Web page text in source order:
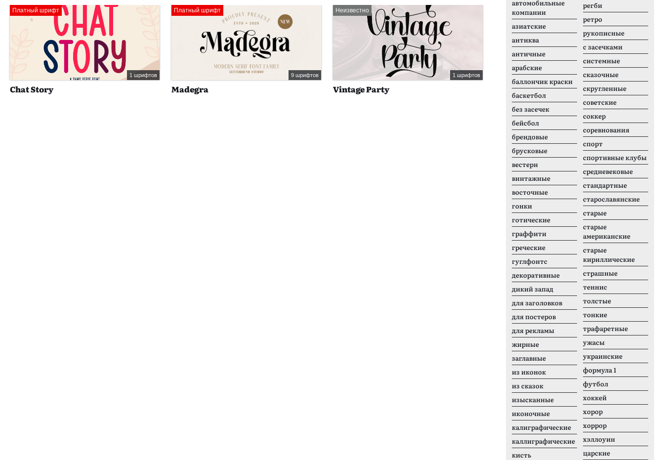
Платный шрифт
1 шрифтов
Chat Story
Платный шрифт
9 шрифтов
Madegra
Неизвестно
1 шрифтов
Vintage Party
Платный шрифт
14 шрифтов
Tablet Gothic
автомобильные
компании
азиатские
антиква
античные
арабские
баллончик краски
баскетбол
без засечек
бейсбол
брендовые
брусковые
вестерн
винтажные
восточные
гонки
готические
граффити
греческие
гуглфонтс
декоративные
дикий запад
для заголовков
для постеров
для рекламы
жирные
заглавные
из иконок
из сказок
изысканные
иконочные
калиграфические
каллиграфические
кисть
регби
ретро
рукописные
с засечками
системные
сказочные
скругленные
советские
соккер
соревнования
спорт
спортивные клубы
средневековые
стандартные
старославянские
старые
старые
американские
старые
кириллические
страшные
теннис
толстые
тонкие
трафаретные
ужасы
украинские
формула 1
футбол
хоккей
хорор
хоррор
хэллоуин
царские